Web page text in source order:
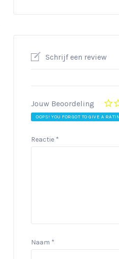
Schrijf een review
Jouw Beoordeling
OOPS! YOU FORGOT TO GIVE A
Reactie *
Naam *